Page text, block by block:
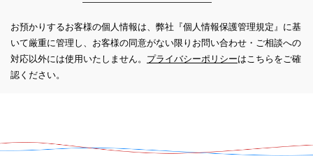
お預かりするお客様の個人情報は、弊社『個人情報保護管理規定』に基
いて厳重に管理し、お客様の同意がない限り お問い合わせ・ご相談への
対応以外には使用いたしません。 プライバシーポリシーはこちらをご確
認ください。